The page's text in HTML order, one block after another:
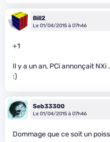
Bill2
Le 01/04/2015 à 07h46
+1
Il y a un an, PCi annonçait
:)
Seb33300
Le 01/04/2015 à 07h46
Dommage que ce soit un